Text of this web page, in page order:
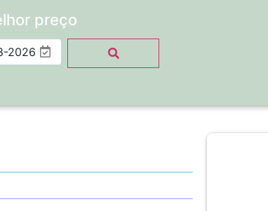
preço